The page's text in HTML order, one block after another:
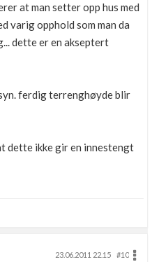
at man setter opp hus med
varig opphold som man da
dette er en akseptert
ferdig terrenghøyde blir
dette ikke gir en innestengt
23.06.2011 22.15
#10